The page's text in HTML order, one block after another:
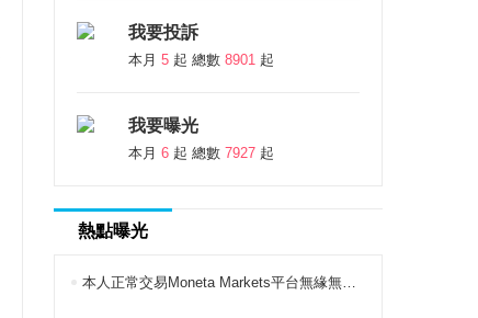
我要投訴
本月 5 起 總數 8901 起
我要曝光
本月 6 起 總數 7927 起
熱點曝光
本人正常交易Moneta Markets平台無緣無故就說違規